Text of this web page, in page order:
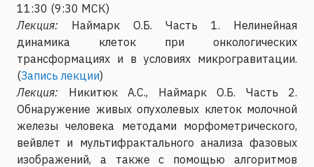
11:30 (9:30 МСК)
Лекция: Наймарк О.Б. Часть 1. Нелинейная
динамика клеток при онкологических
трансформациях и в условиях микрогравитации.
(Запись лекции)
Лекция: Никитюк А.С., Наймарк О.Б. Часть 2.
Обнаружение живых опухолевых клеток молочной
железы человека методами морфометрического,
вейвлет и мультифрактального анализа фазовых
изображений, а также с помощью алгоритмов